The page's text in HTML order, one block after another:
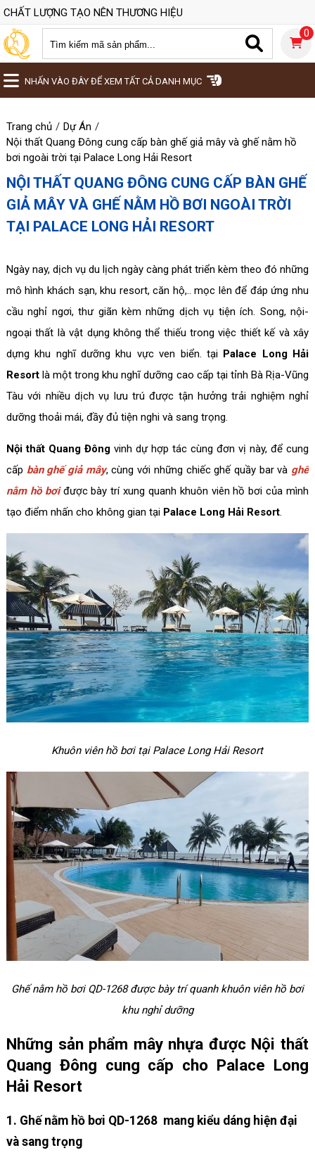
CHẤT LƯỢNG TẠO NÊN THƯƠNG HIỆU
0
NHẤN VÀO ĐÂY ĐỂ XEM TẤT CẢ DANH MỤC
Trang chủ
Dự Án
Nội thất Quang Đông cung cấp bàn ghế giả mây và ghế nằm hồ
bơi ngoài trời tại Palace Long Hải Resort
NỘI THẤT QUANG ĐÔNG CUNG CẤP BÀN GHẾ
GIẢ MÂY VÀ GHẾ NẰM HỒ BƠI NGOÀI TRỜI
TẠI PALACE LONG HẢI RESORT
Ngày nay, dịch vụ du lịch ngày càng phát triển kèm theo đó những
mô hình khách sạn, khu resort, căn hộ,.. mọc lên để đáp ứng nhu
cầu nghỉ ngơi, thư giãn kèm những dịch vụ tiện ích. Song, nội-
ngoại thất là vật dụng không thể thiếu trong việc thiết kế và xây
dựng khu nghĩ dưỡng khu vực ven biển. tại Palace Long Hải
Resortlà một trong khu nghĩ dưỡng cao cấp tại tỉnh Bà Rịa-Vũng
Tàu với nhiều dịch vụ lưu trú được tận hưởng trải nghiệm nghỉ
dưỡng thoải mái, đầy đủ tiện nghi và sang trọng.
Nội thất Quang Đôngvinh dự hợp tác cùng đơn vị này, để cung
cấp bàn ghế giả mây, cùng với những chiếc ghế quầy bar và ghế
nằm hồ bơiđược bày trí xung quanh khuôn viên hồ bơi của mình
tạo điểm nhấn cho không gian tại Palace Long Hải Resort.
Khuôn viên hồ bơi tại Palace Long Hải Resort
Ghế nằm hồ bơi QD-1268 được bày trí quanh khuôn viên hồ bơi
khu nghỉ dưỡng
Những sản phẩm mây nhựa được Nội thất
Quang Đông cung cấp cho Palace Long
Hải Resort
1. Ghế nằm hồ bơi QD-1268 mang kiểu dáng hiện đại
và sang trọng